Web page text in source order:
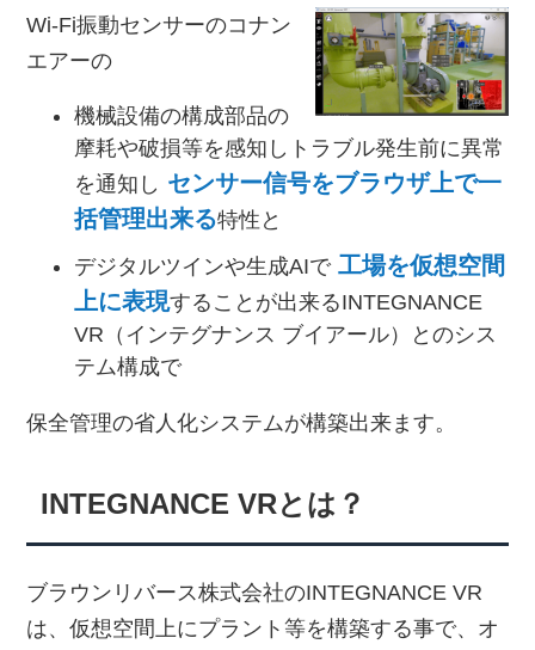
Wi-Fi振動センサーのコナン
エアーの
機械設備の構成部品の
摩耗や破損等を感知しトラブル発生前に異常
を通知し センサー信号をブラウザ上で一
括管理出来る特性と
デジタルツインや生成AIで工場を仮想空間
上に表現することが出来るINTEGNANCE
VR（インテグナンス ブイアール）とのシス
テム構成で
保全管理の省人化システムが構築出来ます。
INTEGNANCE VRとは？
ブラウンリバース株式会社のINTEGNANCE VR
は、仮想空間上にプラント等を構築する事で、オ